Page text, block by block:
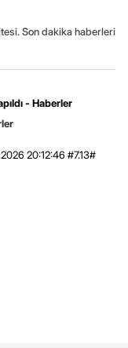
Son dakika haberleri
- Haberler
20:12:46 #7.13#